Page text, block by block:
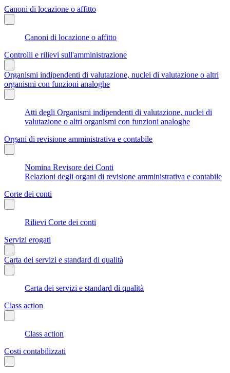
Canoni di locazione o affitto
Canoni di locazione o affitto
Controlli e rilievi sull'amministrazione
Organismi indipendenti di valutazione, nuclei di valutazione o altri
organismi con funzioni analoghe
Atti degli Organismi indipendenti di valutazione, nuclei di
valutazione o altri organismi con funzioni analoghe
Organi di revisione amministrativa e contabile
Nomina Revisore dei Conti
Relazioni degli organi di revisione amministrativa e contabile
Corte dei conti
Rilievi Corte dei conti
Servizi erogati
Carta dei servizi e standard di qualità
Carta dei servizi e standard di qualità
Class action
Class action
Costi contabilizzati